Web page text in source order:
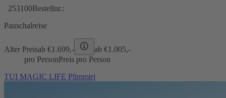
253100Bestellnr.:
Pauschalreise
Alter Preisab €1.699,- ab €1.005,-
pro PersonPreis pro Person
TUI MAGIC LIFE Plimmiri